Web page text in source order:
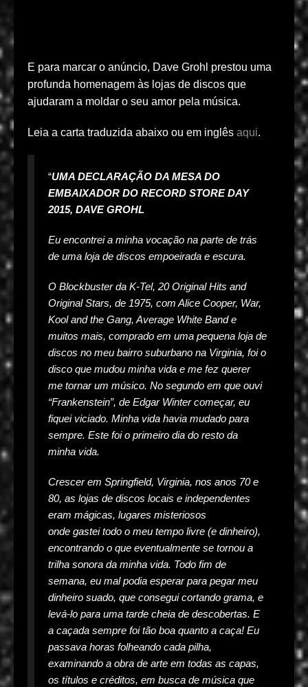
E para marcar o anúncio, Dave Grohl prestou uma
profunda homenagem às lojas de discos que
ajudaram a moldar o seu amor pela música.
Leia a carta traduzida abaixo ou em inglês aqui.
“UMA DECLARAÇÃO DA MESA DO
EMBAIXADOR DO RECORD STORE DAY
2015, DAVE GROHL
Eu encontrei a minha vocação na parte de trás
de uma loja de discos empoeirada e escura.
O Blockbuster da K-Tel, 20 Original Hits and
Original Stars, de 1975, com Alice Cooper, War,
Kool and the Gang, Average White Band e
muitos mais, comprado em uma pequena loja de
discos no meu bairro suburbano na Virginia, foi o
disco que mudou minha vida e me fez querer
me tornar um músico. No segundo em que ouvi
“Frankenstein”, de Edgar Winter começar, eu
fiquei viciado. Minha vida havia mudado para
sempre. Este foi o primeiro dia do resto da
minha vida.
Crescer em Springfield, Virginia, nos anos 70 e
80, as lojas de discos locais e independentes
eram mágicas, lugares misteriosos
onde gastei todo o meu tempo livre (e dinheiro),
encontrando o que eventualmente se tornou a
trilha sonora da minha vida. Todo fim de
semana, eu mal podia esperar para pegar meu
dinheiro suado, que consegui cortando grama, e
levá-lo para uma tarde cheia de descobertas. E
a caçada sempre foi tão boa quanto a caça! Eu
passava horas folheando cada pilha,
examinando a obra de arte em todas as capas,
os títulos e créditos, em busca de música que